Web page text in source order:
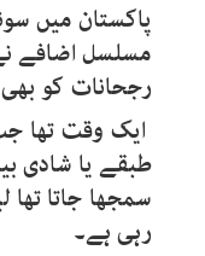
پاکستان میں
مسلسل اضافے
رجحانات کو
ایک وقت تھا
طبقے یا شادی
سمجھا جاتا
رہی ہے۔